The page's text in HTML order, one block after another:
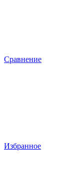
Сравнение
Избранное